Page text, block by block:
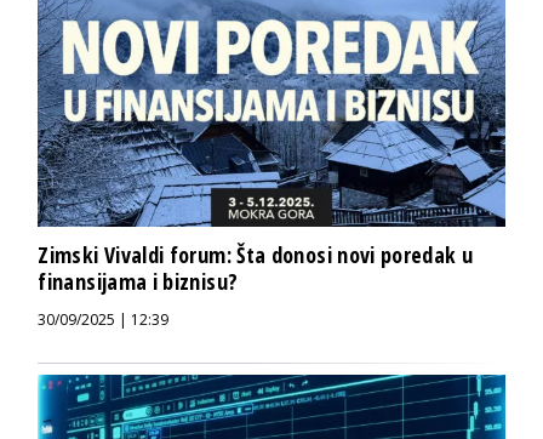
Zimski Vivaldi forum: Šta donosi novi poredak u
finansijama i biznisu?
30/09/2025 | 12:39